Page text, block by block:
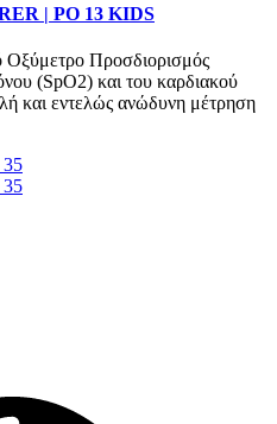
| PO 13 KIDS
Προσδιορισμός
(SpO2) και του καρδιακού
και εντελώς ανώδυνη μέτρηση